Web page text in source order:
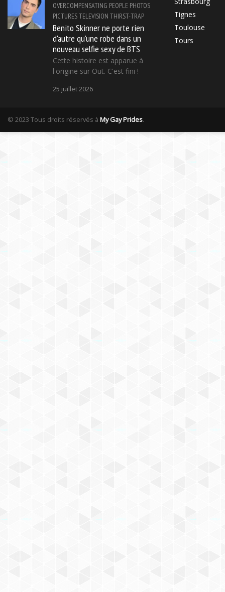
OVERCOMPENSATING PEOPLE PHOTOS
PICTURESTELEVISION THIRST-TRAP
Benito Skinner ne porte rien
d'autre qu'une robe dans un
nouveau selfie sexy de BTS
Cette histoire est apparue à
l'origine sur Out. C'est fini !
25 juillet 2026
Tignes
Toulouse
Tours
© 2023 Tous droits réservés à My Gay Prides.